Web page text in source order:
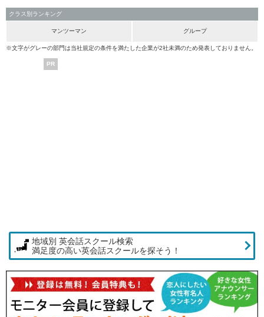
クラス別ランキング
マンツーマン グループ
※文字がグレーの部門は当社規定の条件を満たした企業が2社未満のため発表しておりません。
PR
地域別 英会話スクール検索
満足度の高い英会話スクールを探そう！